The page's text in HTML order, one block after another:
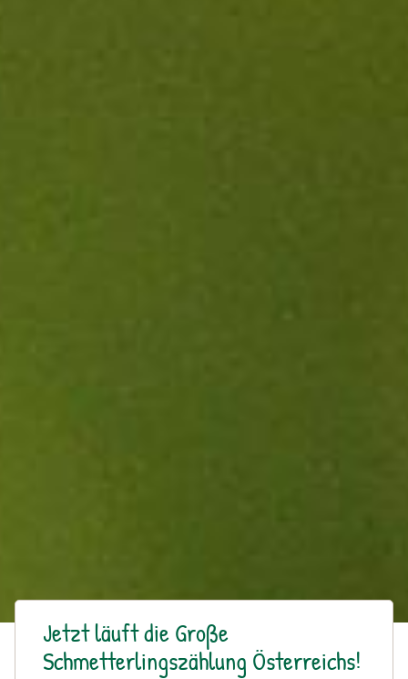
Jetzt läuft die Große
Schmetterlingszählung Österreichs!